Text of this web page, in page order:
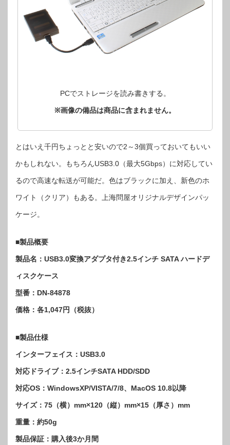
PCでストレージを読み書きする。
※画像の備品は商品に含まれません。
とはいえ千円ちょっとと安いので2～3個買っておいてもいい
かもしれない。もちろんUSB3.0（最大5Gbps）に対応してい
るので高速な転送が可能だ。色はブラックに加え、新色のホ
ワイト（クリア）もある。上海問屋オリジナルデザインパッ
ケージ。
■製品概要
製品名：USB3.0変換アダプタ付き2.5インチ SATA ハードデ
ィスクケース
型番：DN-84878
価格：各1,047円（税抜）
■製品仕様
インターフェイス：USB3.0
対応ドライブ：2.5インチSATA HDD/SDD
対応OS：WindowsXP/VISTA/7/8、MacOS 10.8以降
サイズ：75（横）mm×120（縦）mm×15（厚さ）mm
重量：約50g
製品保証：購入後3か月間